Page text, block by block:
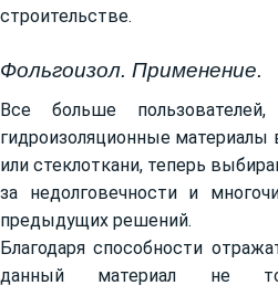
строительстве.
Фольгоизол. Применение.
Все больше
гидроизоляционные материалы
или стеклоткани, теперь
за недолговечности и
предыдущих решений.
Благодаря способности
данный материал не